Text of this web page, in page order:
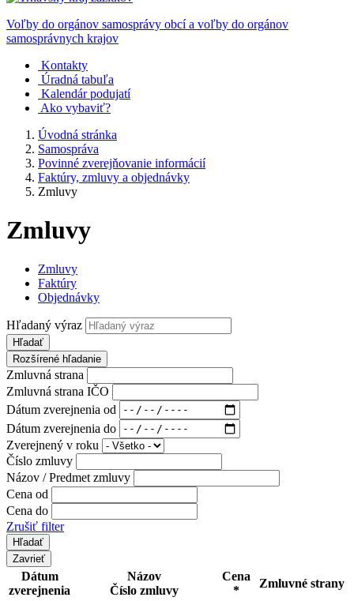
Voľby do orgánov samosprávy obcí a voľby do orgánov
samosprávnych krajov
Kontakty
Úradná tabuľa
Kalendár podujatí
Ako vybaviť?
Úvodná stránka
Samospráva
Povinné zverejňovanie informácií
Faktúry, zmluvy a objednávky
Zmluvy
Zmluvy
Zmluvy
Faktúry
Objednávky
Hľadaný výraz
Hľadať
Rozšírené hľadanie
Zmluvná strana
Zmluvná strana IČO
Dátum zverejnenia od
Dátum zverejnenia do
Zverejnený v roku
Číslo zmluvy
Názov / Predmet zmluvy
Cena od
Cena do
Zrušiť filter
Zavrieť
Dátum
zverejnenia
Názov
Číslo zmluvy
Cena
*
Zmluvné strany